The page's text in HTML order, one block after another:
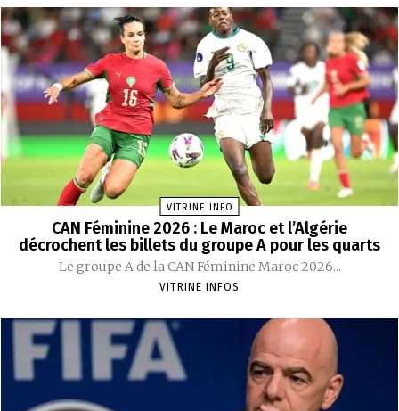
VITRINE INFO
CAN Féminine 2026 : Le Maroc et l’Algérie
décrochent les billets du groupe A pour les quarts
Le groupe A de la CAN Féminine Maroc 2026...
VITRINE INFOS